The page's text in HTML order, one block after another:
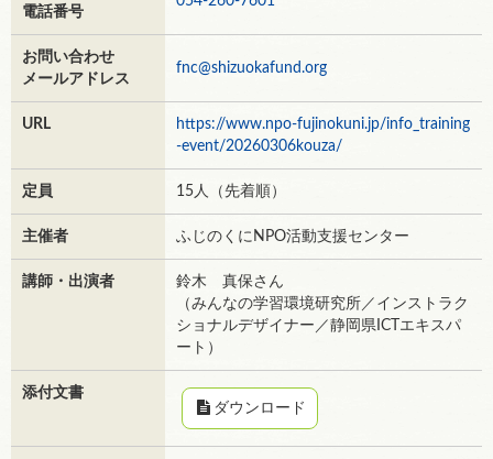
電話番号
お問い合わせ
メールアドレス
fnc@shizuokafund.org
URL
https://www.npo-fujinokuni.jp/info_training
-event/20260306kouza/
定員 15人（先着順）
主催者 ふじのくにNPO活動支援センター
講師・出演者
鈴木 真保さん
（みんなの学習環境研究所／インストラク
ショナルデザイナー／静岡県ICTエキスパ
ート）
添付文書
ダウンロード